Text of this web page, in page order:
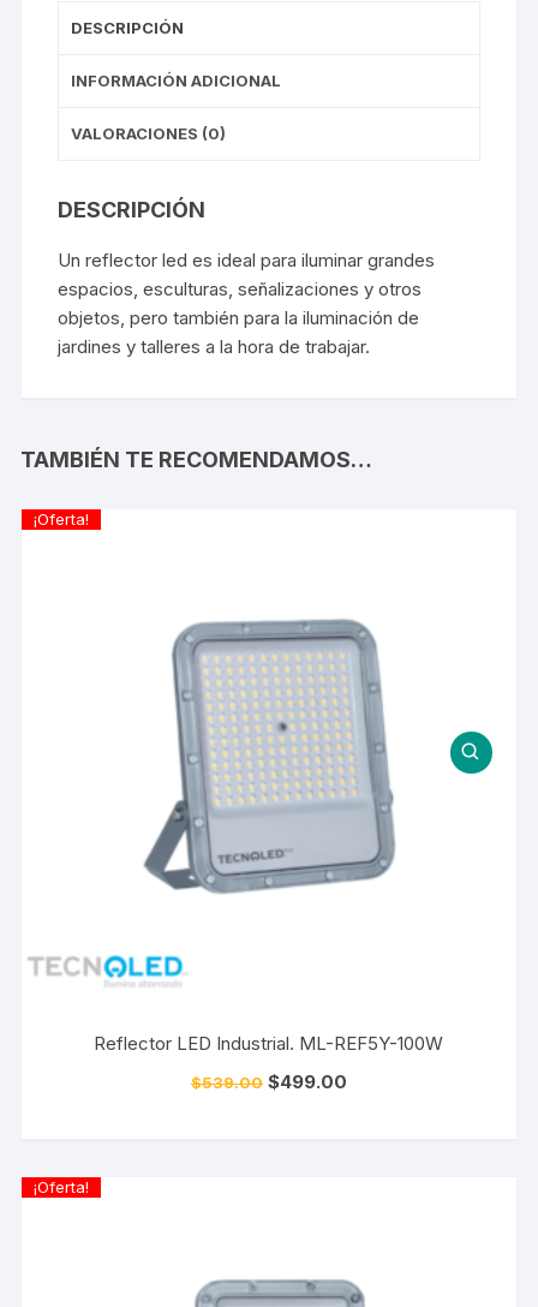
DESCRIPCIÓN
INFORMACIÓN ADICIONAL
VALORACIONES (0)
DESCRIPCIÓN
Un reflector led es ideal para iluminar grandes
espacios, esculturas, señalizaciones y otros
objetos, pero también para la iluminación de
jardines y talleres a la hora de trabajar.
TAMBIÉN TE RECOMENDAMOS…
¡Oferta!
Reflector LED Industrial. ML-REF5Y-100W
$539.00 $499.00
¡Oferta!